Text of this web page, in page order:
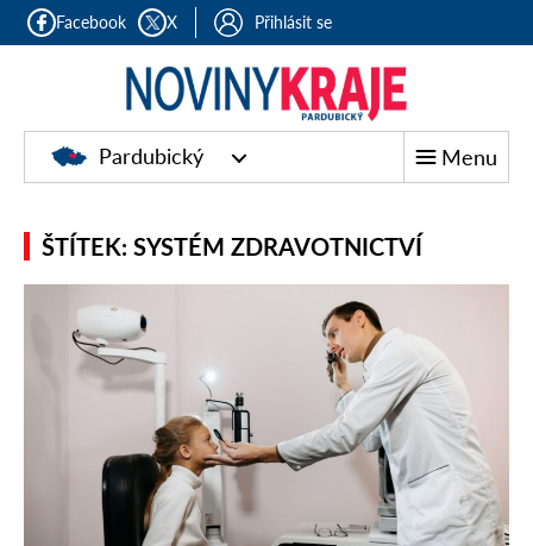
Facebook X Přihlásit se
Pardubický Menu
ŠTÍTEK: SYSTÉM ZDRAVOTNICTVÍ